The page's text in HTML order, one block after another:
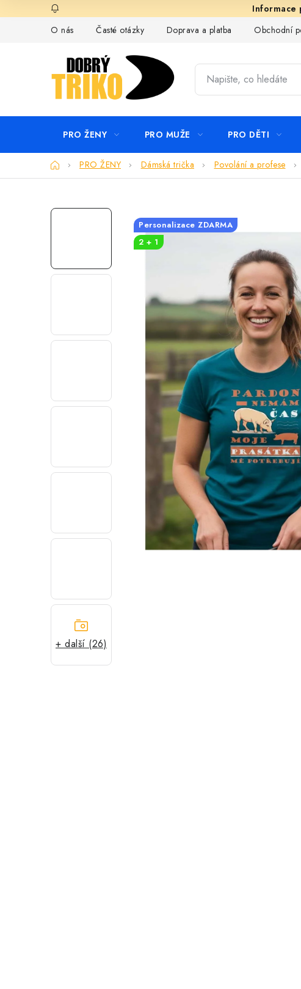
na
O nás
Časté otázky Doprava a platba Obchodní
PRO ŽENY PRO MUŽE PRO DĚTI
DomůPRO ŽENY Dámská trička Povolání a profese
+ další (26)
Personalizace ZDARMA
2 + 1